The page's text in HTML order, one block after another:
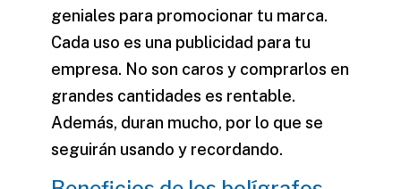
geniales para promocionar tu marca.
Cada uso es una publicidad para tu
empresa. No son caros y comprarlos en
grandes cantidades es rentable.
Además, duran mucho, por lo que se
seguirán usando y recordando.